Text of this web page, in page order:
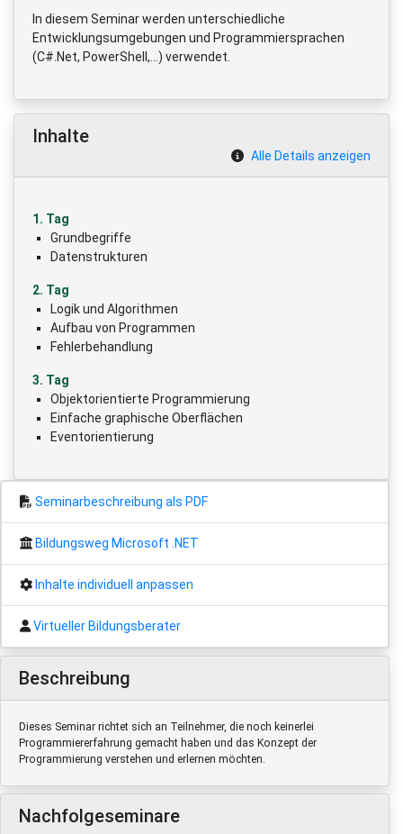
In diesem Seminar werden unterschiedliche
Entwicklungsumgebungen und Programmiersprachen
(C#.Net, PowerShell,...) verwendet.
Inhalte
Alle Details anzeigen
1. Tag
Grundbegriffe
Datenstrukturen
2. Tag
Logik und Algorithmen
Aufbau von Programmen
Fehlerbehandlung
3. Tag
Objektorientierte Programmierung
Einfache graphische Oberflächen
Eventorientierung
Seminarbeschreibung als PDF
Bildungsweg Microsoft .NET
Inhalte individuell anpassen
Virtueller Bildungsberater
Beschreibung
Dieses Seminar richtet sich an Teilnehmer, die noch keinerlei
Programmiererfahrung gemacht haben und das Konzept der
Programmierung verstehen und erlernen möchten.
Nachfolgeseminare